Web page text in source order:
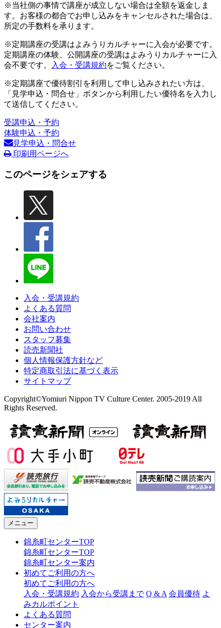
※当社側の事情で講座が成立しない場合は全額を返金しま
す。お客様の都合でお申し込みをキャンセルされた場合は、
所定の手数料を承ります。
※定期講座の受講はよみうりカルチャーに入会が必要です。
定期講座の体験、公開講座の受講はよみうりカルチャーに入
会不要です。
入会・受講規約をご覧ください。
※定期講座で優待割引を利用して申し込みされたい方は、
「見学申込・問合せ」ボタンから利用したい優待名を入力し
て送信してください。
受講申込・予約
体験申込・予約
見学申込・問合せ
印刷用ページへ
このページをシェアする
入会・受講規約
よくある質問
会社案内
お問い合わせ
スタッフ募集
読売新聞社
個人情報保護方針など
特定商取引法に基づく表示
サイトマップ
Copyright©Yomiuri Nippon TV Culture Center. 2005-2019 All
Rights Reserved.
メニュー
錦糸町センターTOP
錦糸町センターTOP
錦糸町センター案内
初めてご利用の方へ
初めてご利用の方へ
入会・受講規約 入会から受講まで Q & A 会員優待 よ
みカルポイント
よくある質問
センター案内